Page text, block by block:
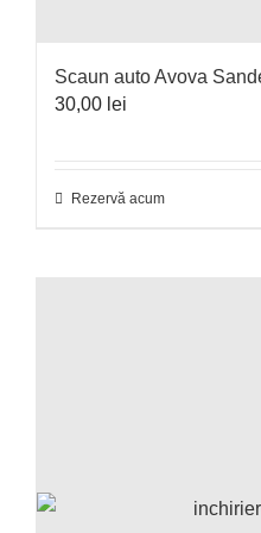
Scaun auto Avova
30,00 lei
Rezervă acum